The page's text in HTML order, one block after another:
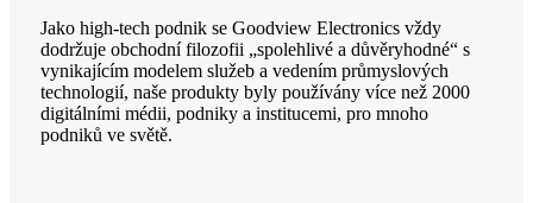
Jako high-tech podnik se Goodview Electronics vždy
dodržuje obchodní filozofii „spolehlivé a důvěryhodné“ s
vynikajícím modelem služeb a vedením průmyslových
technologií, naše produkty byly používány více než 2000
digitálními médii, podniky a institucemi, pro mnoho
podniků ve světě.